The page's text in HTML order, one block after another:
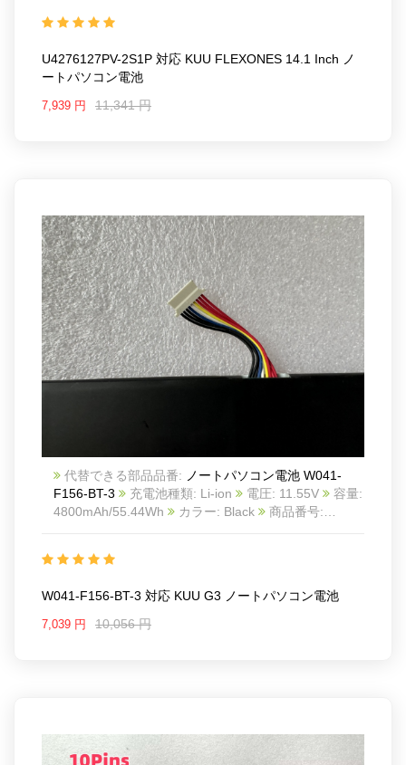
KUU FLEXONES 14.1 inch
U4276127PV-2S1P 対応 KUU FLEXONES 14.1 Inch ノ
ートパソコン電池
7,939 円 11,341 円
代替できる部品品番: ノートパソコン電池 W041-
F156-BT-3
充電池種類: Li-ion 電圧: 11.55V
4800mAh/55.44Wh
カラー: Black
商品番号:
W041-F156-BT-3 対応 KUU G3 ノートパソコン電池
7,039 円 10,056 円